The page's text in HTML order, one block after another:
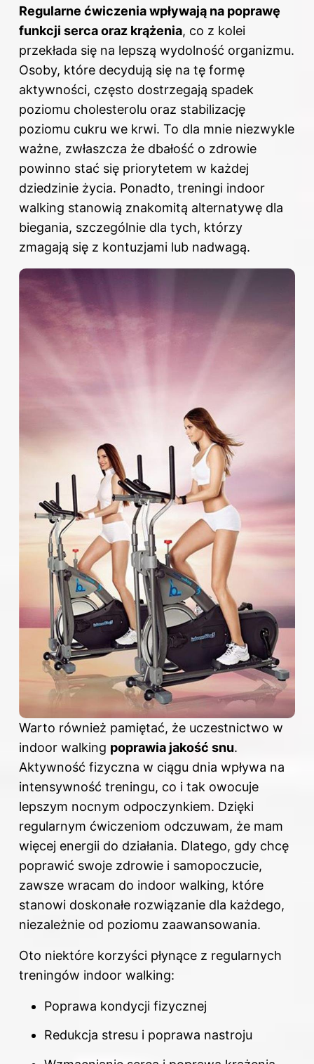
Regularne ćwiczenia wpływają na poprawę
funkcji serca oraz krążenia, co z kolei
przekłada się na lepszą wydolność organizmu.
Osoby, które decydują się na tę formę
aktywności, często dostrzegają spadek
poziomu cholesterolu oraz stabilizację
poziomu cukru we krwi. To dla mnie niezwykle
ważne, zwłaszcza że dbałość o zdrowie
powinno stać się priorytetem w każdej
dziedzinie życia. Ponadto, treningi indoor
walking stanowią znakomitą alternatywę dla
biegania, szczególnie dla tych, którzy
zmagają się z kontuzjami lub nadwagą.
Warto również pamiętać, że uczestnictwo w
indoor walking poprawia jakość snu.
Aktywność fizyczna w ciągu dnia wpływa na
intensywność treningu, co i tak owocuje
lepszym nocnym odpoczynkiem. Dzięki
regularnym ćwiczeniom odczuwam, że mam
więcej energii do działania. Dlatego, gdy chcę
poprawić swoje zdrowie i samopoczucie,
zawsze wracam do indoor walking, które
stanowi doskonałe rozwiązanie dla każdego,
niezależnie od poziomu zaawansowania.
Oto niektóre korzyści płynące z regularnych
treningów indoor walking:
Poprawa kondycji fizycznej
Redukcja stresu i poprawa nastroju